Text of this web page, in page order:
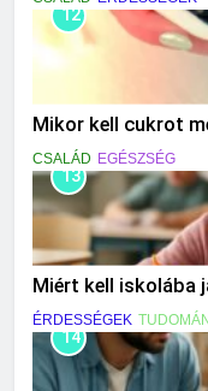
12
Mikor kell cukrot
CSALÁD EGÉSZSÉG
13
Miért kell iskolába
ÉRDESSÉGEK
14